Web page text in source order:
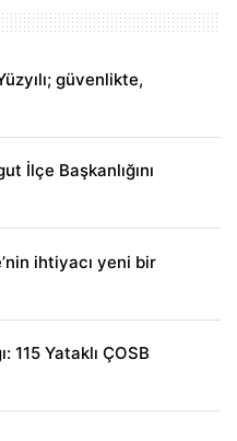
güvenlikte,
İlçe Başkanlığını
ihtiyacı yeni bir
115 Yataklı ÇOSB